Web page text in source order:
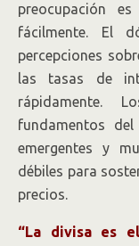
preocupación
fácilmente. El
percepciones
las tasas de
rápidamente.
fundamentos
emergentes y
débiles para
precios.
“La divisa es